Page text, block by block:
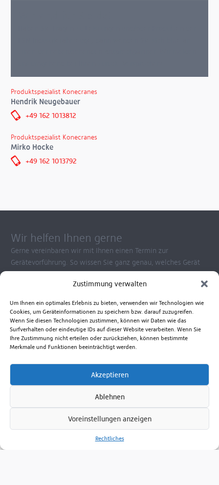
Zustimmung verwalten
Um Ihnen ein optimales Erlebnis zu bieten, verwenden wir Technologien wie
Cookies, um Geräteinformationen zu speichern bzw. darauf zuzugreifen.
Wenn Sie diesen Technologien zustimmen, können wir Daten wie das
Surfverhalten oder eindeutige IDs auf dieser Website verarbeiten. Wenn Sie
Ihre Zustimmung nicht erteilen oder zurückziehen, können bestimmte
Merkmale und Funktionen beeinträchtigt werden.
Akzeptieren
Ablehnen
Voreinstellungen anzeigen
Rechtliches
Produktspezialist Konecranes
Hendrik Neugebauer
+49 162 1013812
Produktspezialist Konecranes
Mirko Hocke
+49 162 1013792
Wir helfen Ihnen gerne
Gerne vereinbaren wir mit Ihnen einen Termin zur
Gerätevorführung. So wissen Sie ganz genau, welches Gerät
Ihren Ansprüchen am besten gerecht wird.
Kontaktieren Sie uns zu Fragen rund um die Anwendung
Beratungshotline Mo. bis Fr. 8.00 - 17.00 Uhr
+49 381 6586-830
Senden Sie uns eine E-Mail
Zum Kontaktformular
Ferdinand Schultz Nachfolger
Fördertechnik GmbH
Am Handelspark 1, D-18184 Broderstorf